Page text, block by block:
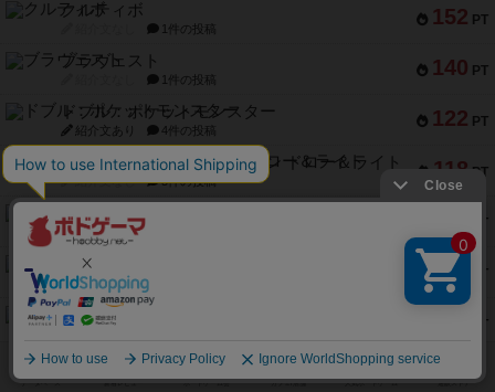
152 PT
クルティボ
1件の投稿
140 PT
ブラヴェスト
1件の投稿
122 PT
ドブル：ポケットモンスター
紹介文あり 4件の投稿
118 PT
ジャンヌ・ダルク-オルレアン ドロー＆ライト
紹介文なし 5件の投稿
PT
ファースト・イン・フライト
紹介文あり
88 PT
ダイススローン
紹介文なし
PT
ガルフストライク
PT
モズビ－ズ・レイダ－ズ
紹介文あり 1件の投稿